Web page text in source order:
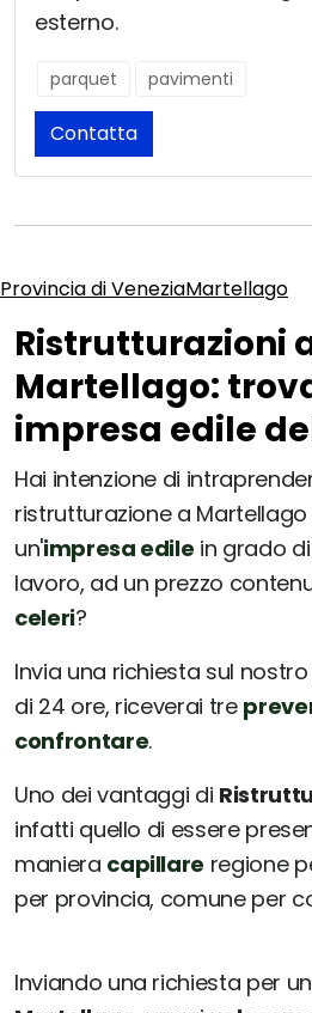
esterno.
parquet pavimenti
Contatta
Provincia di VeneziaMartellago
Ristrutturazioni
Martellago:
impresa edile
Hai intenzione di
ristrutturazione a
un'impresa edile in grado
lavoro, ad un prezzo
celeri?
Invia una richiesta sul
di 24 ore, riceverai tre
confrontare.
Uno dei vantaggi di
infatti quello di essere
maniera capillare regione
per provincia, comune per
Inviando una richiesta per